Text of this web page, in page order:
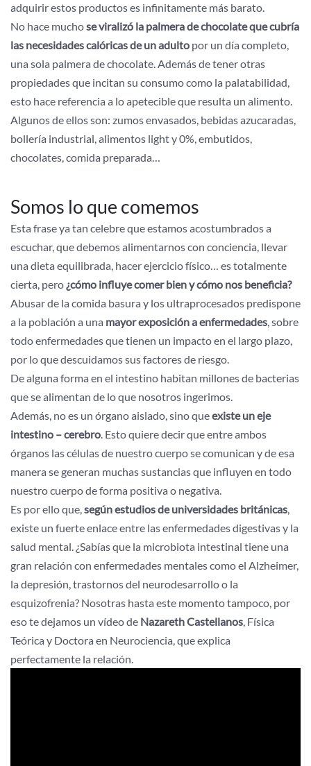
adquirir estos productos es infinitamente más barato.
No hace muchose viralizó la palmera de chocolate que cubría
las necesidades calóricas de un adulto por un día completo,
una sola palmera de chocolate. Además de tener otras
propiedades que incitan su consumo como la palatabilidad,
esto hace referencia a lo apetecible que resulta un alimento.
Algunos de ellos son: zumos envasados, bebidas azucaradas,
bollería industrial, alimentos light y 0%, embutidos,
chocolates, comida preparada…
Somos lo que comemos
Esta frase ya tan celebre que estamos acostumbrados a
escuchar, que debemos alimentarnos con conciencia, llevar
una dieta equilibrada, hacer ejercicio físico… es totalmente
cierta, pero¿cómo influye comer bien y cómo nos beneficia?
Abusar de la comida basura y los ultraprocesados predispone
a la población a una mayor exposición a enfermedades, sobre
todo enfermedades que tienen un impacto en el largo plazo,
por lo que descuidamos sus factores de riesgo.
De alguna forma en el intestino habitan millones de bacterias
que se alimentan de lo que nosotros ingerimos.
Además, no es un órgano aislado, sino queexiste un eje
intestino – cerebro. Esto quiere decir que entre ambos
órganos las células de nuestro cuerpo se comunican y de esa
manera se generan muchas sustancias que influyen en todo
nuestro cuerpo de forma positiva o negativa.
Es por ello que,según estudios de universidades británicas,
existe un fuerte enlace entre las enfermedades digestivas y la
salud mental. ¿Sabías que la microbiota intestinal tiene una
gran relación con enfermedades mentales como el Alzheimer,
la depresión, trastornos del neurodesarrollo o la
esquizofrenia? Nosotras hasta este momento tampoco, por
eso te dejamos un vídeo de Nazareth Castellanos, Física
Teórica y Doctora en Neurociencia, que explica
perfectamente la relación.